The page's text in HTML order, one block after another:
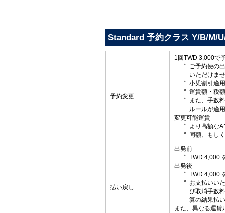
Standard 予約クラス Y/B/M/
予約変更
1回TWD 3,000で
ご予約便の
いただけま
小児割引適
運賃額・税
また、手数
ルールが適
変更可能運賃
より高額な
同額、もし
払い戻し
出発前
TWD 4,000
出発後
TWD 4,000
お支払いい
び取消手数
算の結果払
また、異なる運